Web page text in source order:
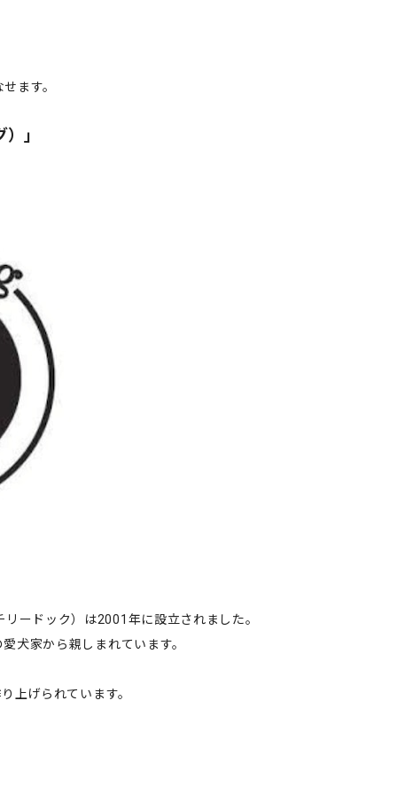
ます。
」
ードック）は2001年に設立されました。
犬家から親しまれています。
上げられています。